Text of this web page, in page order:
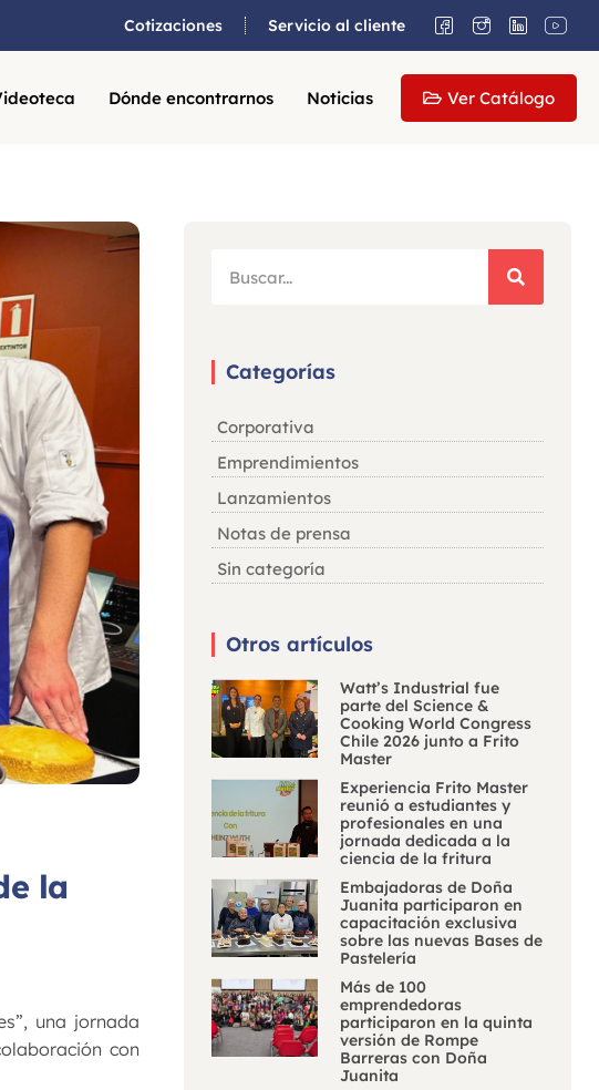
Cotizaciones Servicio al cliente
Dónde encontrarnos Noticias Ver Catálogo
la
una jornada
con
Categorías
Corporativa
Emprendimientos
Lanzamientos
Notas de prensa
Sin categoría
Otros artículos
Watt’s Industrial fue
parte del Science &
Cooking World Congress
Chile 2026 junto a Frito
Master
Experiencia Frito Master
reunió a estudiantes y
profesionales en una
jornada dedicada a la
ciencia de la fritura
Embajadoras de Doña
Juanita participaron en
capacitación exclusiva
sobre las nuevas Bases de
Pastelería
Más de 100
emprendedoras
participaron en la quinta
versión de Rompe
Barreras con Doña
Juanita